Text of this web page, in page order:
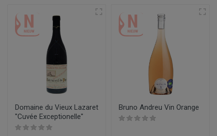
Domaine du Vieux Lazaret
"Cuvée Exceptionelle"
Bruno Andreu Vin Orange